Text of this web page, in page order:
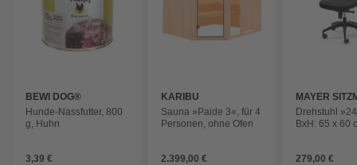
BEWI DOG®
Hunde-Nassfutter, 800
g, Huhn
3,39 €
KARIBU
Sauna »Paide 3«, für 4
Personen, ohne Ofen
2.399,00 €
MAYER
Drehstuhl
BxH: 65 x 60
279,00 €